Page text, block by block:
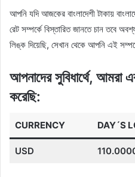
আপনি যদি আজকের বাংলাদেশী টাকায়
রেট সম্পর্কে বিস্তারিত জানতে চান তবে
লিঙ্ক দিয়েছি, সেখান থেকে আপনি এই
আপনাদের সুবিধার্থে, আমরা
করেছি:
CURRENCY DAY´S
USD